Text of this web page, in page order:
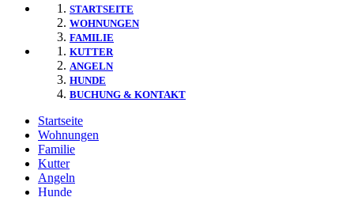
STARTSEITE
WOHNUNGEN
FAMILIE
KUTTER
ANGELN
HUNDE
BUCHUNG & KONTAKT
Startseite
Wohnungen
Familie
Kutter
Angeln
Hunde